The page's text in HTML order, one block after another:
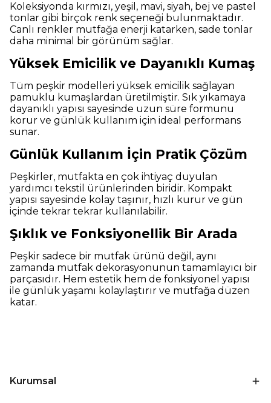
Koleksiyonda kırmızı, yeşil, mavi, siyah, bej ve pastel
tonlar gibi birçok renk seçeneği bulunmaktadır.
Canlı renkler mutfağa enerji katarken, sade tonlar
daha minimal bir görünüm sağlar.
Yüksek Emicilik ve Dayanıklı Kumaş
Tüm peşkir modelleri yüksek emicilik sağlayan
pamuklu kumaşlardan üretilmiştir. Sık yıkamaya
dayanıklı yapısı sayesinde uzun süre formunu
korur ve günlük kullanım için ideal performans
sunar.
Günlük Kullanım İçin Pratik Çözüm
Peşkirler, mutfakta en çok ihtiyaç duyulan
yardımcı tekstil ürünlerinden biridir. Kompakt
yapısı sayesinde kolay taşınır, hızlı kurur ve gün
içinde tekrar tekrar kullanılabilir.
Şıklık ve Fonksiyonellik Bir Arada
Peşkir sadece bir mutfak ürünü değil, aynı
zamanda mutfak dekorasyonunun tamamlayıcı bir
parçasıdır. Hem estetik hem de fonksiyonel yapısı
ile günlük yaşamı kolaylaştırır ve mutfağa düzen
katar.
Kurumsal